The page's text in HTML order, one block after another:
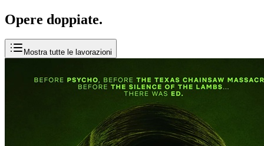
Opere doppiate.
Mostra tutte le lavorazioni